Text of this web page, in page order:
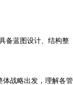
备蓝图设计、结构整
体战略出发，理解各管